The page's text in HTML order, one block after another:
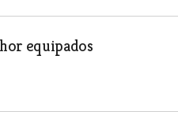
equipados